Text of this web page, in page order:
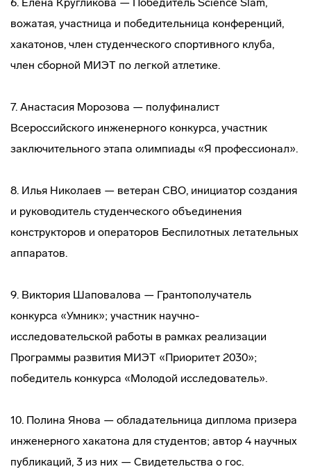
вожатая, участница и победительница конференций,
хакатонов, член студенческого спортивного клуба,
член сборной МИЭТ по легкой атлетике.
7. Анастасия Морозова — полуфиналист
Всероссийского инженерного конкурса, участник
заключительного этапа олимпиады «Я профессионал».
8. Илья Николаев — ветеран СВО, инициатор создания
и руководитель студенческого объединения
конструкторов и операторов Беспилотных летательных
аппаратов.
9. Виктория Шаповалова — Грантополучатель
конкурса «Умник»; участник научно-
исследовательской работы в рамках реализации
Программы развития МИЭТ «Приоритет 2030»;
победитель конкурса «Молодой исследователь».
10. Полина Янова — обладательница диплома призера
инженерного хакатона для студентов; автор 4 научных
публикаций, 3 из них — Свидетельства о гос.